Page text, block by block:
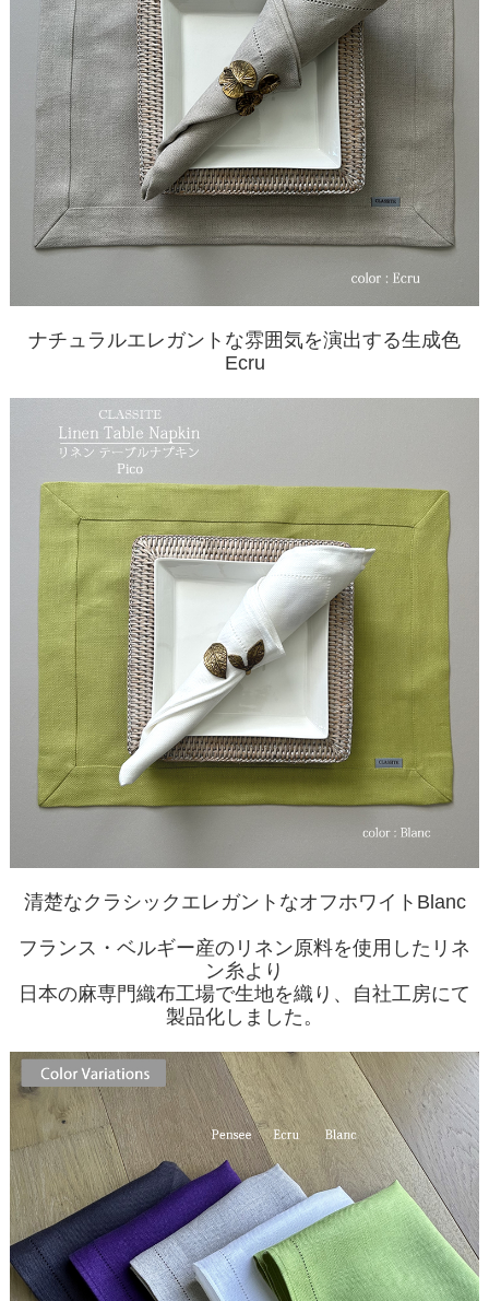
ナチュラルエレガントな雰囲気を演出する生成色
Ecru
清楚なクラシックエレガントなオフホワイトBlanc
フランス・ベルギー産のリネン原料を使用したリネ
ン糸より
日本の麻専門織布工場で生地を織り、自社工房にて
製品化しました。